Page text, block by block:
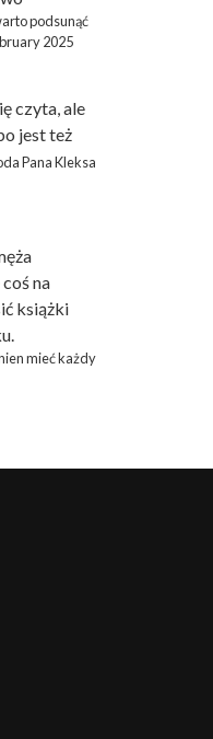
podsunąć
2025
czyta, ale
jest też
Pana Kleksa
na
książki
mieć każdy